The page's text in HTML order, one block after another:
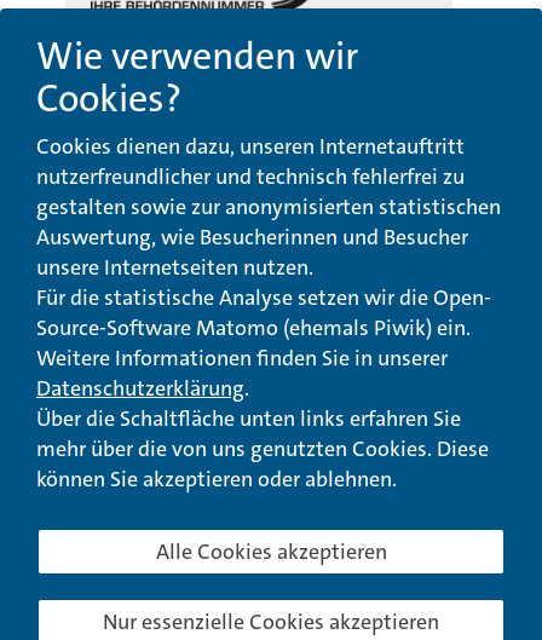
Anregungs- und
Qualitätsmanagement
Barrierefreiheit
© Landeswohlfahrtsverband Hessen 2026
Impressum Seitenübersicht Seite drucken
nach oben
Wie verwenden wir
Cookies?
Cookies dienen dazu, unseren Internetauftritt
nutzerfreundlicher und technisch fehlerfrei zu
gestalten sowie zur anonymisierten statistischen
Auswertung, wie Besucherinnen und Besucher
unsere Internetseiten nutzen.
Für die statistische Analyse setzen wir die Open-
Source-Software Matomo (ehemals Piwik) ein.
Weitere Informationen finden Sie in unserer
Datenschutzerklärung.
Über die Schaltfläche unten links erfahren Sie
mehr über die von uns genutzten Cookies. Diese
können Sie akzeptieren oder ablehnen.
Nur essenzielle Cookies akzeptieren
Alle Cookies akzeptieren